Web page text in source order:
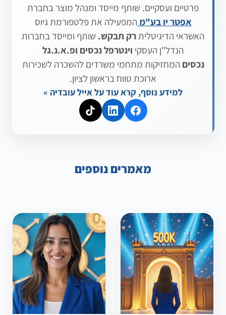
פרטיים ועסקיים. שותף מייסד ומנהל מוצר בחברת
אפטר יו בע"מ המפעילה את פלטפורמת גיוס
האשראי הדיגיטליתרק תבקש. שותף ומייסד בחברות
הנדל"ן העסקי וינטרפל נכסים ופ.א.נ.גל
נכסים המחזיקות מתחמי משרדים להשכרה לשכירות
ארוכת טווח בראשון לציון.
למידע נוסף, קרא עוד על אייל עובדיה »
מאמרים נוספים